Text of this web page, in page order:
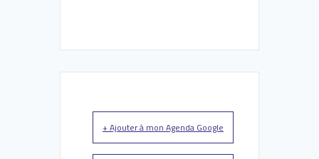
+ Ajouter à mon Agenda Google